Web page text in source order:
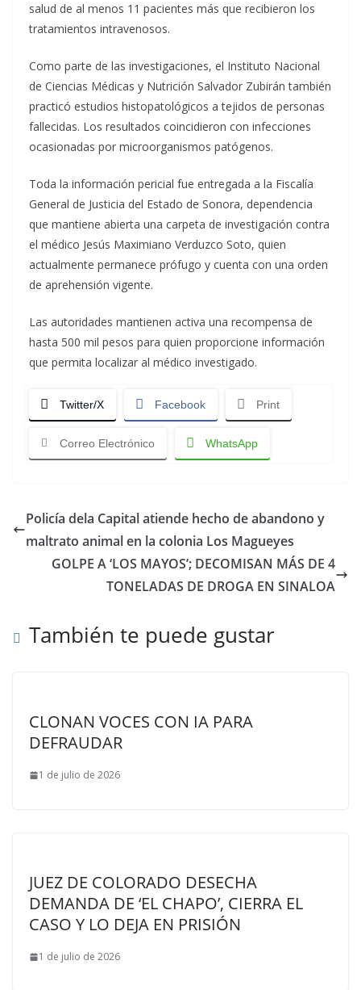
salud de al menos 11 pacientes más que recibieron los
tratamientos intravenosos.
Como parte de las investigaciones, el Instituto Nacional
de Ciencias Médicas y Nutrición Salvador Zubirán también
practicó estudios histopatológicos a tejidos de personas
fallecidas. Los resultados coincidieron con infecciones
ocasionadas por microorganismos patógenos.
Toda la información pericial fue entregada a la Fiscalía
General de Justicia del Estado de Sonora, dependencia
que mantiene abierta una carpeta de investigación contra
el médico Jesús Maximiano Verduzco Soto, quien
actualmente permanece prófugo y cuenta con una orden
de aprehensión vigente.
Las autoridades mantienen activa una recompensa de
hasta 500 mil pesos para quien proporcione información
que permita localizar al médico investigado.
Twitter/X Facebook Print
Correo Electrónico WhatsApp
Policía dela Capital atiende hecho de abandono y
maltrato animal en la colonia Los Magueyes
GOLPE A ‘LOS MAYOS’; DECOMISAN MÁS DE 4
TONELADAS DE DROGA EN SINALOA
También te puede gustar
CLONAN VOCES CON IA PARA
DEFRAUDAR
1 de julio de 2026
JUEZ DE COLORADO DESECHA
DEMANDA DE ‘EL CHAPO’, CIERRA EL
CASO Y LO DEJA EN PRISIÓN
1 de julio de 2026